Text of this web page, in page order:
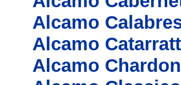
Alcamo
Alcamo
Alcamo